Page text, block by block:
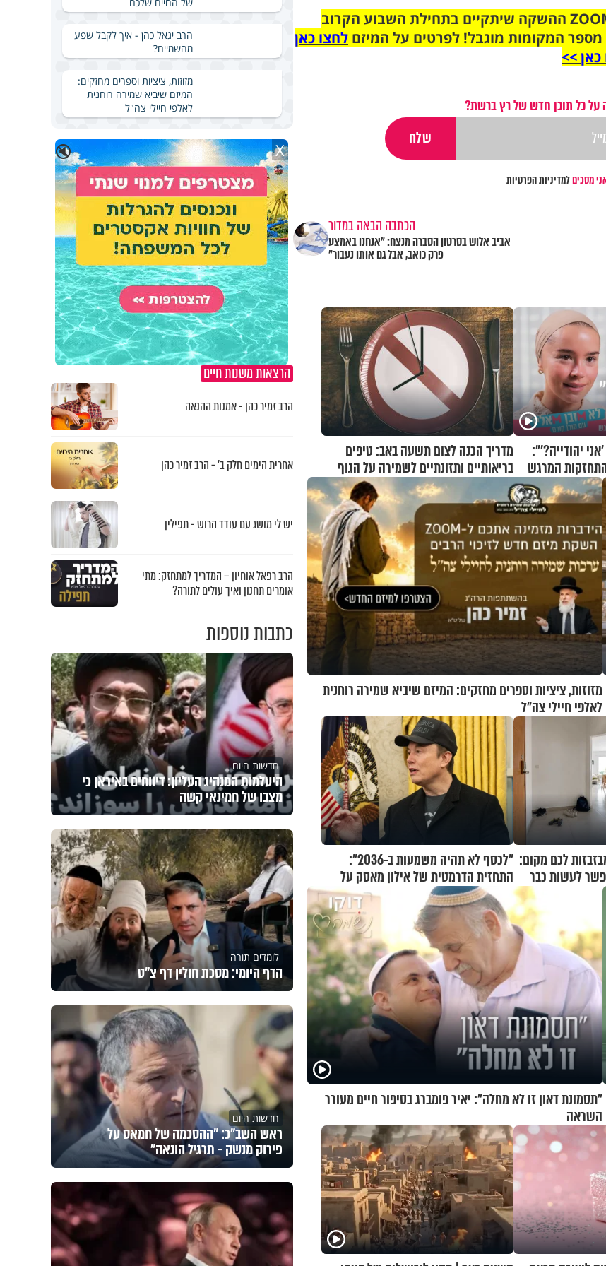
הצטרפו לקבוצת הוואטסאפ לקראת ZOOM ההשקה שיתקיים בתחילת השבוע הקרוב
המקומות מוגבל! לפרטים על המיזם לחצו כאן
>>
על כל תוכן חדש של רץ ברשת?
מסכיםלמדיניות הפרטיות
הכתבה הבאה במדור
אביב אלוש בסרטון הסברה מנצח: "אנחנו באמצע
פרק כואב, אבל גם אותו נעבור"
יהודייה?'":
המרגש
מדריך הכנה לצום תשעה באב: טיפים
בריאותיים ותזונתיים לשמירה על הגוף
מזוזות, ציציות וספרים מחזקים: המיזם שיביא שמירה רוחנית
לאלפי חיילי צה"ל
לכם מקום:
לעשות כבר
"לכסף לא תהיה משמעות ב-2036":
התחזית הדרמטית של אילון מאסק על
עתיד הכלכלה
"תסמונת דאון זו לא מחלה": יאיר פומברג בסיפור חיים מעורר
השראה
הרב יגאל כהן - איך לקבל שפע
מהשמיים?
מזוזות, ציציות וספרים מחזקים:
המיזם שיביא שמירה רוחנית
לאלפי חיילי צה"ל
🔇 X
הרצאות משנות חיים
הרב זמיר כהן - אמנות ההנאה
אחרית הימים חלק ב’ - הרב זמיר כהן
יש לי מושג עם עודד הרוש - תפילין
הרב רפאל אוחיון – המדריך למתחזק: מתי
אומרים תחנון ואיך עולים לתורה?
כתבות נוספות
חדשות היום
היעלמות המנהיג העליון: דיווחים באיראן כי
מצבו של חמינאי קשה
לומדים תורה
הדף היומי: מסכת חולין דף צ"ט
חדשות היום
ראש השב"כ: "ההסכמה של חמאס על
פירוק מנשק - תרגיל הונאה"